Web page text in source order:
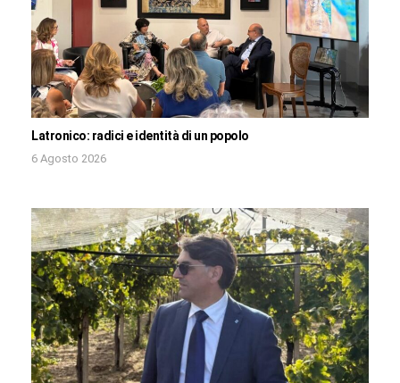
Latronico: radici e identità di un popolo
6 Agosto 2026